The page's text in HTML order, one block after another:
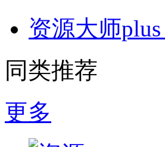
资源大师plus
同类推荐
更多